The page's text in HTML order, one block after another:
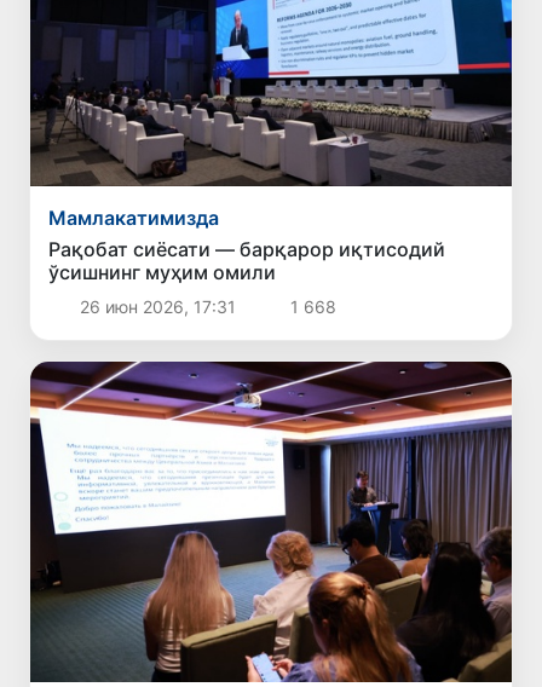
Мамлакатимизда
Рақобат сиёсати — барқарор иқтисодий
ўсишнинг муҳим омили
26 июн 2026, 17:31 1 668